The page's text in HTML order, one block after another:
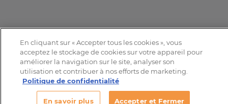
Tous droits réservés © 2016-2026 Expat-Dakar
En cliquant sur « Accepter tous les cookies », vous
acceptez le stockage de cookies sur votre appareil pour
améliorer la navigation sur le site, analyser son
utilisation et contribuer à nos efforts de marketing.
Politique de confidentialité
En savoir plus Accepter et Fermer